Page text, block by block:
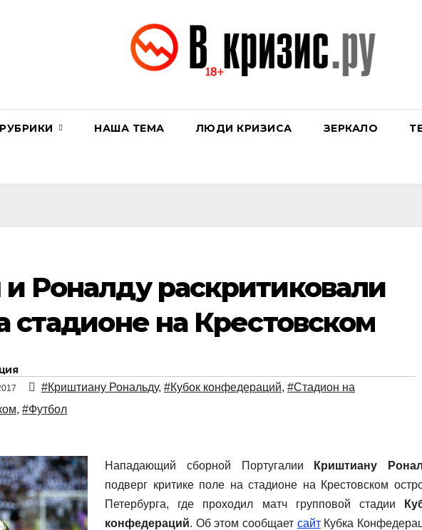
РУБРИКИ НАША ТЕМА ЛЮДИ КРИЗИСА ЗЕРКАЛО
Роналду раскритиковали
стадионе на Крестовском
#Криштиану Рональду, #Кубок конфедераций, #Стадион на
, #Футбол
Нападающий сборной Португалии
Криштиану
подверг критике поле на стадионе на Крестовском
Петербурга, где проходил матч групповой стадии
конфедераций. Об этом сообщает сайтКубка